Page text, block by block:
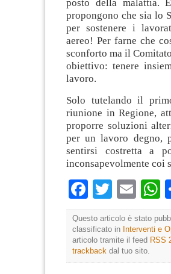
posto della malattia.
propongono che sia lo
per sostenere i
aereo! Per farne che
sconforto ma il
obiettivo: tenere
lavoro.
Solo tutelando il
riunione in Regione,
proporre soluzioni
per un lavoro degno,
sentirsi costretta a
inconsapevolmente coi
Facebook
Twitter
Questo articolo è stato
classificato in Interventi e
articolo tramite il feed RSS
trackback dal tuo sito.